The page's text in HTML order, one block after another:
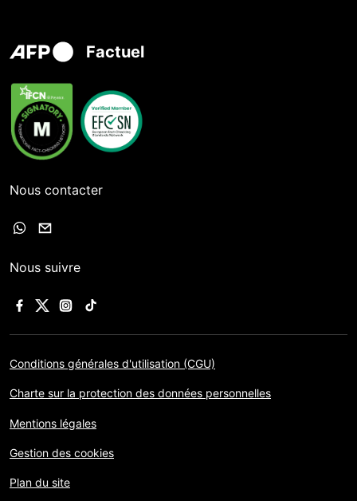
Factuel
Nous contacter
Nous suivre
Conditions générales d'utilisation (CGU)
Charte sur la protection des données personnelles
Mentions légales
Gestion des cookies
Plan du site